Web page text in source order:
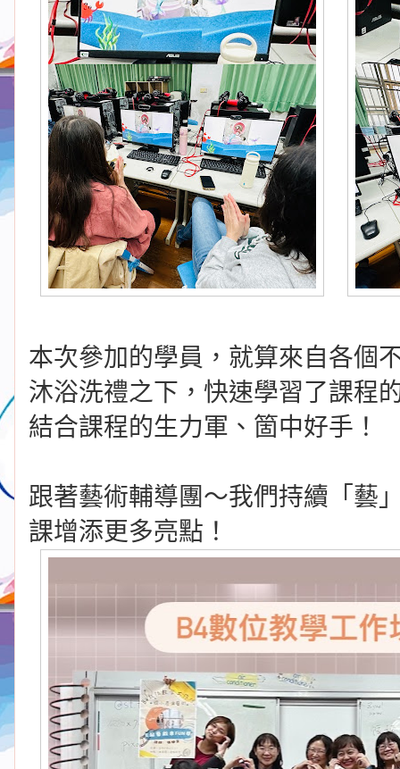
本次參加的學員，就算來自各個
沐浴洗禮之下，快速學習了課程
結合課程的生力軍、箇中好手！
跟著藝術輔導團～我們持續「藝
課增添更多亮點！